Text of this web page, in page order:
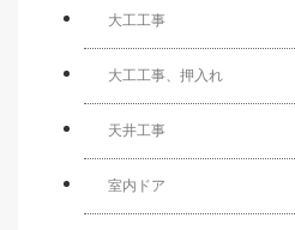
大工工事
大工工事、押入れ
天井工事
室内ドア